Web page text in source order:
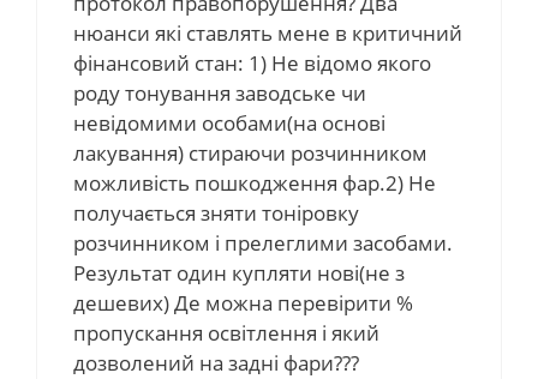
нюанси які ставлять мене в критичний
фінансовий стан: 1) Не відомо якого
роду тонування заводське чи
невідомими особами(на основі
лакування) стираючи розчинником
можливість пошкодження фар.2) Не
получається зняти тоніровку
розчинником і прелеглими засобами.
Результат один купляти нові(не з
дешевих) Де можна перевірити %
пропускання освітлення і який
дозволений на задні фари???